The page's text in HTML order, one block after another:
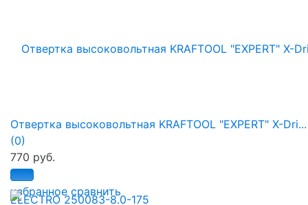
избранное сравнить
Отвертка высоковольтная KRAFTOOL "EXPERT" X-Dri...
(0)
770 руб.